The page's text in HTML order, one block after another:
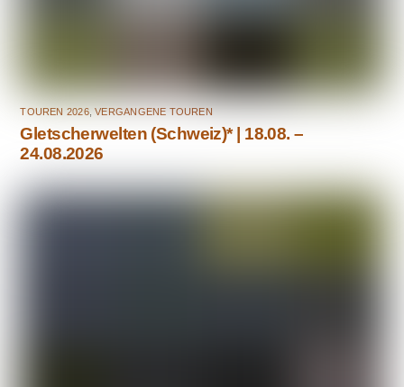
TOUREN 2026,VERGANGENE TOUREN
Gletscherwelten (Schweiz)* | 18.08. –
24.08.2026